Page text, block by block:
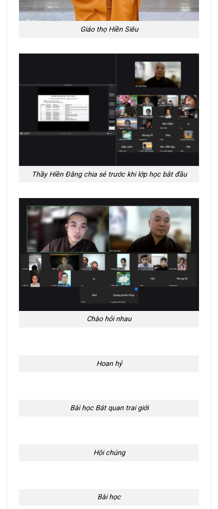
Giáo thọ Hiền Siêu
Thầy Hiền Đăng chia sẻ trước khi lớp học bắt đầu
Chào hỏi nhau
Hoan hỷ
Bài học Bát quan trai giới
Hội chúng
Bài học